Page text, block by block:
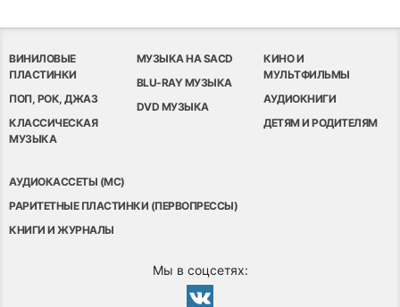
ВИНИЛОВЫЕ
ПЛАСТИНКИ
ПОП, РОК, ДЖАЗ
КЛАССИЧЕСКАЯ
МУЗЫКА
МУЗЫКА НА SACD
BLU-RAY МУЗЫКА
DVD МУЗЫКА
КИНО И
МУЛЬТФИЛЬМЫ
АУДИОКНИГИ
ДЕТЯМ И РОДИТЕЛЯМ
АУДИОКАССЕТЫ (MC)
РАРИТЕТНЫЕ ПЛАСТИНКИ (ПЕРВОПРЕССЫ)
КНИГИ И ЖУРНАЛЫ
Мы в соцсетях: